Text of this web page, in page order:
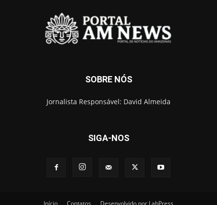
SOBRE NÓS
Jornalista Responsável: David Almeida
SIGA-NOS